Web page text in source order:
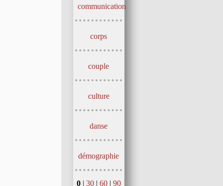
communication
corps
couple
culture
danse
démographie
0| 30| 60| 90